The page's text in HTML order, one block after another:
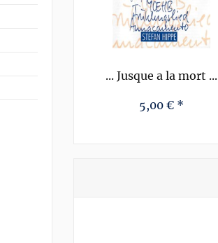
... Jusque a la mort ...
5,00 € *